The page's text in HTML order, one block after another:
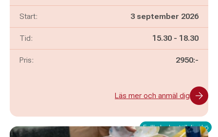
Start: 3 september 2026
Tid: Pågår mellan
15.30 - och
18.30
Pris: 2950:-
Läs mer och anmäl dig
Fullbokad - ställ dig i kö